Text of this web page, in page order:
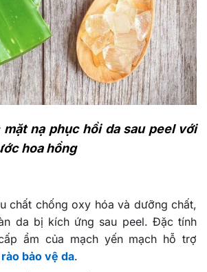
nạ phục hồi da sau peel với
hoa hồng
chất chống oxy hóa và dưỡng chất,
da bị kích ứng sau peel. Đặc tính
ẩm của mạch yến mạch hỗ trợ
bảo vệ da.